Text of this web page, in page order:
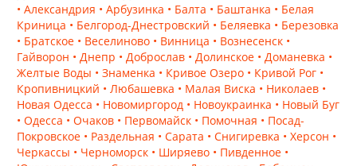
• Александрия • Арбузинка • Балта • Баштанка • Белая
Криница • Белгород-Днестровский • Беляевка • Березовка
• Братское • Веселиново • Винница • Вознесенск •
Гайворон • Днепр • Доброслав • Долинское • Доманевка •
Желтые Воды • Знаменка • Кривое Озеро • Кривой Рог •
Кропивницкий • Любашевка • Малая Виска • Николаев •
Новая Одесса • Новомиргород • Новоукраинка • Новый Буг
• Одесса • Очаков • Первомайск • Помочная • Посад-
Покровское • Раздельная • Сарата • Снигиревка • Херсон •
Черкассы • Черноморск • Ширяево • Пивденное •